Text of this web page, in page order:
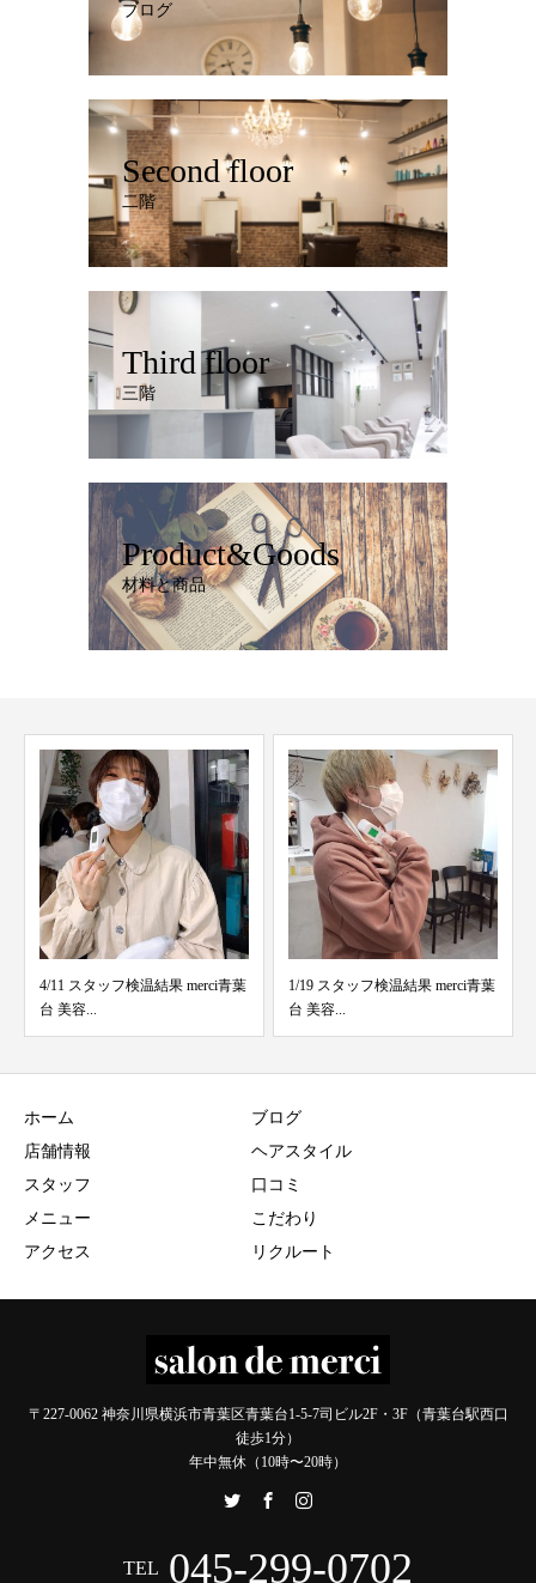
ブログ
Second floor
二階
Third floor
三階
Product&Goods
材料と商品
4/11 スタッフ検温結果 merci青葉
台 美容...
1/19 スタッフ検温結果 merci青葉
台 美容...
ホーム
店舗情報
スタッフ
メニュー
アクセス
ブログ
ヘアスタイル
口コミ
こだわり
リクルート
〒227-0062 神奈川県横浜市青葉区青葉台1-5-7司ビル2F・3F（青葉台駅西口
徒歩1分）
年中無休（10時〜20時）
TEL 045-299-0702